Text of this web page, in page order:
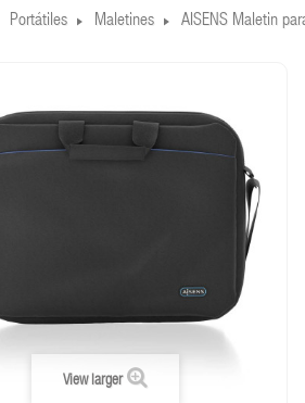
Portátiles Maletines AISENS Maletin
View larger